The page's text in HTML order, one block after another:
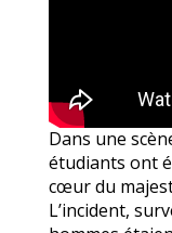
Dans une
étudiants ont
cœur du
L’incident,